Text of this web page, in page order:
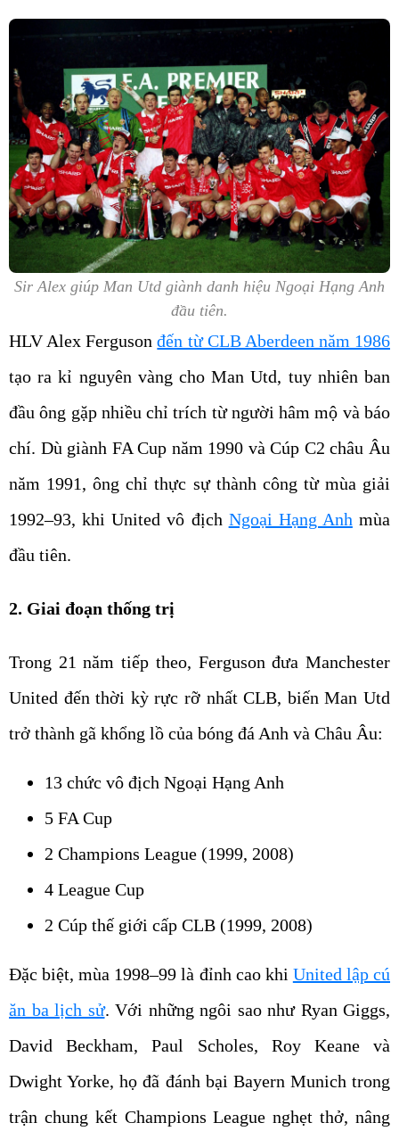
Sir Alex giúp Man Utd giành danh hiệu Ngoại Hạng Anh
đầu tiên.
HLV Alex Fergusonđến từ CLB Aberdeen năm 1986
tạo ra kỉ nguyên vàng cho Man Utd, tuy nhiên ban
đầu ông gặp nhiều chỉ trích từ người hâm mộ và báo
chí. Dù giành FA Cup năm 1990 và Cúp C2 châu Âu
năm 1991, ông chỉ thực sự thành công từ mùa giải
1992–93, khi United vô địch Ngoại Hạng Anhmùa
đầu tiên.
2. Giai đoạn thống trị
Trong 21 năm tiếp theo, Ferguson đưa Manchester
United đến thời kỳ rực rỡ nhất CLB, biến Man Utd
trở thành gã khổng lồ của bóng đá Anh và Châu Âu:
13 chức vô địch Ngoại Hạng Anh
5 FA Cup
2 Champions League (1999, 2008)
4 League Cup
2 Cúp thế giới cấp CLB (1999, 2008)
Đặc biệt, mùa 1998–99 là đỉnh cao khi United lập cú
ăn ba lịch sử. Với những ngôi sao như Ryan Giggs,
David Beckham, Paul Scholes, Roy Keane và
Dwight Yorke, họ đã đánh bại Bayern Munich trong
trận chung kết Champions League nghẹt thở, nâng